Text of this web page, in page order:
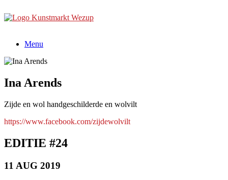
naar
Menu
Ina Arends
Zijde en wol handgeschilderde en wolvilt
https://www.facebook.com/zijdewolvilt
EDITIE #24
11 AUG 2019